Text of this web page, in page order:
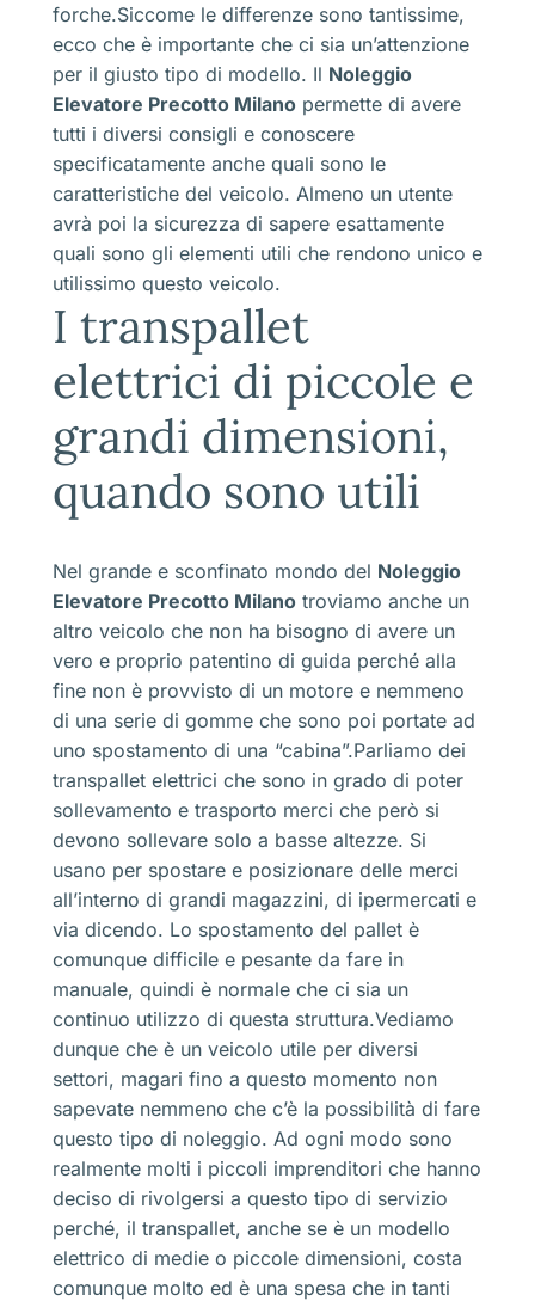
forche.Siccome le differenze sono tantissime,
ecco che è importante che ci sia un’attenzione
per il giusto tipo di modello. Il Noleggio
Elevatore Precotto Milano permette di avere
tutti i diversi consigli e conoscere
specificatamente anche quali sono le
caratteristiche del veicolo. Almeno un utente
avrà poi la sicurezza di sapere esattamente
quali sono gli elementi utili che rendono unico e
utilissimo questo veicolo.
I transpallet
elettrici di piccole e
grandi dimensioni,
quando sono utili
Nel grande e sconfinato mondo del Noleggio
Elevatore Precotto Milano troviamo anche un
altro veicolo che non ha bisogno di avere un
vero e proprio patentino di guida perché alla
fine non è provvisto di un motore e nemmeno
di una serie di gomme che sono poi portate ad
uno spostamento di una “cabina”.Parliamo dei
transpallet elettrici che sono in grado di poter
sollevamento e trasporto merci che però si
devono sollevare solo a basse altezze. Si
usano per spostare e posizionare delle merci
all’interno di grandi magazzini, di ipermercati e
via dicendo. Lo spostamento del pallet è
comunque difficile e pesante da fare in
manuale, quindi è normale che ci sia un
continuo utilizzo di questa struttura.Vediamo
dunque che è un veicolo utile per diversi
settori, magari fino a questo momento non
sapevate nemmeno che c’è la possibilità di fare
questo tipo di noleggio. Ad ogni modo sono
realmente molti i piccoli imprenditori che hanno
deciso di rivolgersi a questo tipo di servizio
perché, il transpallet, anche se è un modello
elettrico di medie o piccole dimensioni, costa
comunque molto ed è una spesa che in tanti